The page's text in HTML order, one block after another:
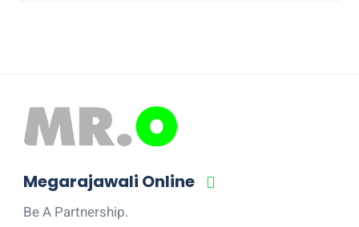
Megarajawali Online
Be A Partnership.